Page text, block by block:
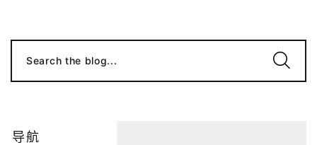
Search the blog...
导航